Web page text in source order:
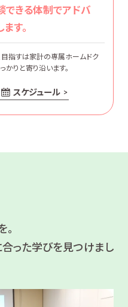
できる体制でアドバ
す。
指すは家計の専属ホームドク
かりと寄り沿います。
スケジュール
った学びを見つけまし